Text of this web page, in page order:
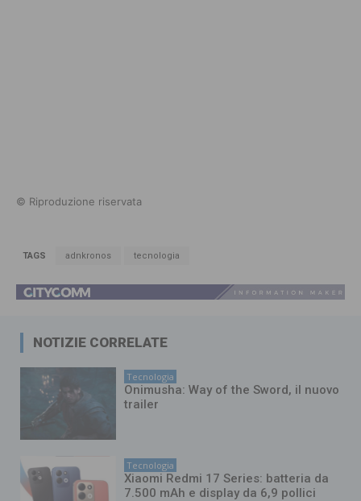
© Riproduzione riservata
TAGS adnkronos tecnologia
NOTIZIE CORRELATE
Tecnologia
Onimusha: Way of the Sword, il nuovo
trailer
Tecnologia
Xiaomi Redmi 17 Series: batteria da
7.500 mAh e display da 6,9 pollici